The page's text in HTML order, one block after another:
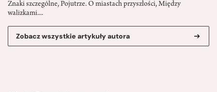
Znaki szczególne, Pojutrze. O miastach przyszłości, Między
walizkami....
Zobacz wszystkie artykuły autora